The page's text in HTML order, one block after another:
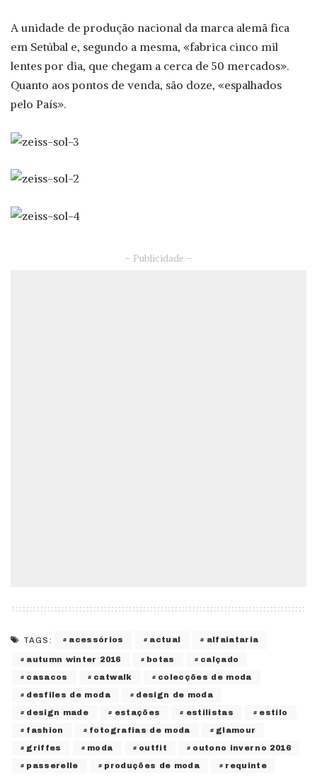
A unidade de produção nacional da marca alemã fica
em Setúbal e, segundo a mesma, «fabrica cinco mil
lentes por dia, que chegam a cerca de 50 mercados».
Quanto aos pontos de venda, são doze, «espalhados
pelo País».
– Publicidade –
TAGS: acessórios actual alfaiataria
autumn winter 2016 botas calçado
casacos catwalk colecções de moda
desfiles de moda design de moda
design made estações estilistas estilo
fashion fotografias de moda glamour
griffes moda outfit outono inverno 2016
passerelle produções de moda requinte